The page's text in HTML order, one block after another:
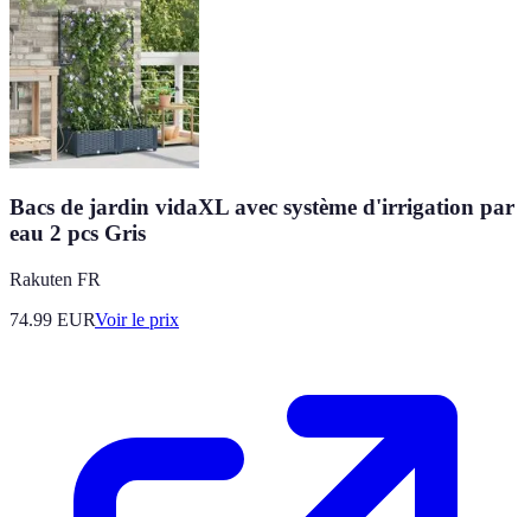
Bacs de jardin vidaXL avec système d'irrigation par
eau 2 pcs Gris
Rakuten FR
74.99 EURVoir le prix